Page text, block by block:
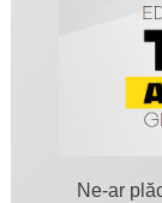
Ne-ar